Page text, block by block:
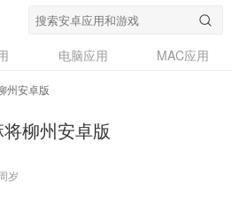
安卓版
电脑应用
MAC应用
州安卓版
柳州安卓版
岁